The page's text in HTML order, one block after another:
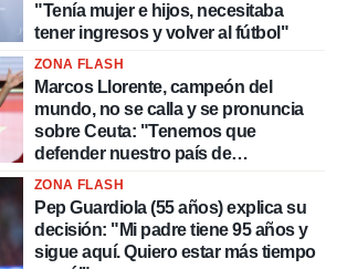
"Tenía mujer e hijos, necesitaba
tener ingresos y volver al fútbol"
ZONA FLASH
Marcos Llorente, campeón del
mundo, no se calla y se pronuncia
sobre Ceuta: "Tenemos que
defender nuestro país de
delincuentes"
ZONA FLASH
Pep Guardiola (55 años) explica su
decisión: "Mi padre tiene 95 años y
sigue aquí. Quiero estar más tiempo